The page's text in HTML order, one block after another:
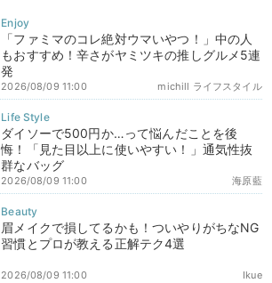
「ファミマのコレ絶対ウマいやつ！」中の人
もおすすめ！辛さがヤミツキの推しグルメ5連
発
michill ライフスタイル
2026/08/09 11:00
ダイソーで500円か…って悩んだことを後
悔！「見た目以上に使いやすい！」通気性抜
群なバッグ
海原藍
2026/08/09 11:00
眉メイクで損してるかも！ついやりがちなNG
習慣とプロが教える正解テク4選
Ikue
2026/08/09 11:00